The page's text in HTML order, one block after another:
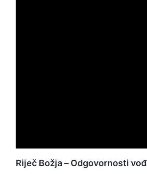
Riječ Božja – Odgovornosti